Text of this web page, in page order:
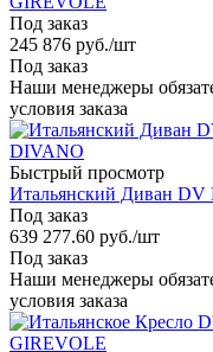
Под заказ
245 876 руб./шт
Под заказ
Наши менеджеры
условия заказа
Быстрый просмотр
Итальянский Диван
Под заказ
639 277.60 руб./шт
Под заказ
Наши менеджеры
условия заказа